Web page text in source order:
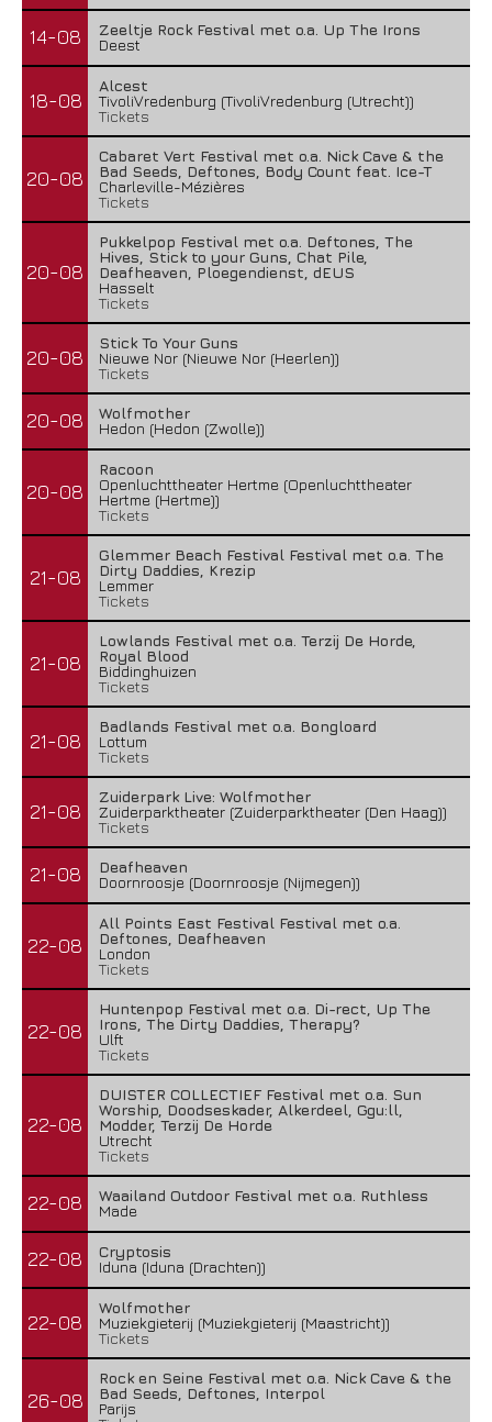
14-08
Zeeltje Rock Festival met o.a. Up The Irons
Deest
18-08
Alcest
TivoliVredenburg (TivoliVredenburg (Utrecht))
Tickets
20-08
Cabaret Vert Festival met o.a. Nick Cave & the
Bad Seeds, Deftones, Body Count feat. Ice-T
Charleville-Mézières
Tickets
20-08
Pukkelpop Festival met o.a. Deftones, The
Hives, Stick to your Guns, Chat Pile,
Deafheaven, Ploegendienst, dEUS
Hasselt
Tickets
20-08
Stick To Your Guns
Nieuwe Nor (Nieuwe Nor (Heerlen))
Tickets
20-08
Wolfmother
Hedon (Hedon (Zwolle))
20-08
Racoon
Openluchttheater Hertme (Openluchttheater
Hertme (Hertme))
Tickets
21-08
Glemmer Beach Festival Festival met o.a. The
Dirty Daddies, Krezip
Lemmer
Tickets
21-08
Lowlands Festival met o.a. Terzij De Horde,
Royal Blood
Biddinghuizen
Tickets
21-08
Badlands Festival met o.a. Bongloard
Lottum
Tickets
21-08
Zuiderpark Live: Wolfmother
Zuiderparktheater (Zuiderparktheater (Den Haag))
Tickets
21-08
Deafheaven
Doornroosje (Doornroosje (Nijmegen))
22-08
All Points East Festival Festival met o.a.
Deftones, Deafheaven
London
Tickets
22-08
Huntenpop Festival met o.a. Di-rect, Up The
Irons, The Dirty Daddies, Therapy?
Ulft
Tickets
22-08
DUISTER COLLECTIEF Festival met o.a. Sun
Worship, Doodseskader, Alkerdeel, Ggu:ll,
Modder, Terzij De Horde
Utrecht
Tickets
22-08
Waailand Outdoor Festival met o.a. Ruthless
Made
22-08
Cryptosis
Iduna (Iduna (Drachten))
22-08
Wolfmother
Muziekgieterij (Muziekgieterij (Maastricht))
Tickets
26-08
Rock en Seine Festival met o.a. Nick Cave & the
Bad Seeds, Deftones, Interpol
Parijs